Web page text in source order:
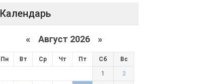
Календарь
« Август 2026 »
Пн Вт Ср Чт Пт Сб Вс
1 2